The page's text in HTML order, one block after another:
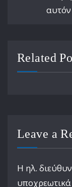
Related
Leave a
Η ηλ.